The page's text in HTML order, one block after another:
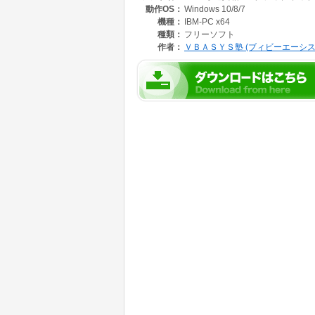
・行列番号
全シートの行列番号を 表示 または 非表示 にし
全シートを指定のセルのアドレスでアクティブ
・非表示シートをすべて表示
非表示シートをすべて表示します。
動作OS： Windows 10/8/7
機種：
IBM-PC x64
種類： フリーソフト
作者：
ＶＢＡＳＹＳ塾 (ブィビーエーシ